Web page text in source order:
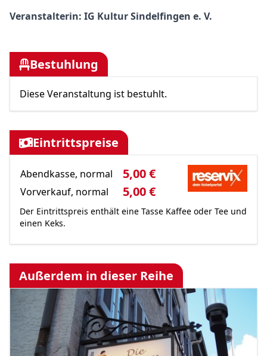
Text
Veranstalterin: IG Kultur Sindelfingen e. V.
Bestuhlung
Diese Veranstaltung ist bestuhlt.
Eintrittspreise
Abendkasse, normal 5,00 €
Vorverkauf, normal 5,00 €
Bild
Besondere
Anmerkungen
diesen
Der Eintrittspreis enthält eine Tasse Kaffee oder Tee und
einen Keks.
Außerdem in dieser Reihe
Bild